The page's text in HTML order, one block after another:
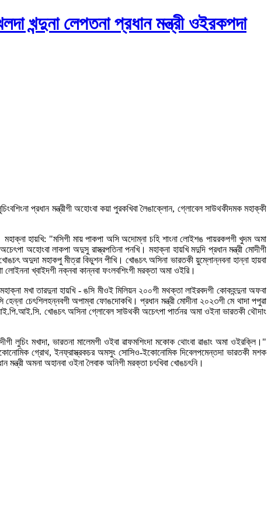
খন্দুনা লেপতনা প্রধান মন্ত্রী ওইরকপদা
প্রধান মন্ত্রীগী অহোংবা কয়া পুরকখিবা লৈঙাক্লোন, গ্লোবেল সাউথকীদমক মহাক্কী
মহাক্না হায়খি: "মসিগী মায় পাকপা অসি অদোম্না চহি শাংনা লোইশঙ পায়রকপগী খুদম অমা
অহোংবা লাকপা অদুসু রাস্ত্রপতিনা পনখি। মহাক্না হায়খি মদুদি প্রধান মন্ত্রী মোদীগী
অদুদা মহাকপু মীত্রা বিভুশন পীখি। খোঙচৎ অসিনা ভারতকী য়ুম্লোন্নবনা হান্না হায়বা
লোইননা খ্বাইদগী নক্নবা কান্নবা ফংলবশিংগী মরক্তা অমা ওইরি।
মখা তারদুনা হায়খি - ঙসি মীওই মিলিয়ন ২০০গী মথক্তা লাইরবদগী কোকহন্দুনা অফবা
চেৎশিলহন্নবগী অপাম্বা ফোঙদোকখি। প্রধান মন্ত্রী মোদীনা ২০২৩গী মে থাদা পপুৱা
খোঙচৎ অসিনা গ্লোবেল সাউথকী অচেৎপা পার্তনর অমা ওইনা ভারতকী থৌদাং
লুচিং মখাদা, ভারতনা মালেমগী ওইবা ৱাফমশিংদা মকোক থোংবা ৱাঙাং অমা ওইরক্লি।"
গ্রোথ, ইনফ্রাস্ত্রকচর অমসুং সোসিও-ইকোনোমিক দিবেলপমেন্তদা ভারতকী মশক
অমনা অহানবা ওইনা লৈবাক অনিগী মরক্তা চৎখিবা খোঙচৎনি।